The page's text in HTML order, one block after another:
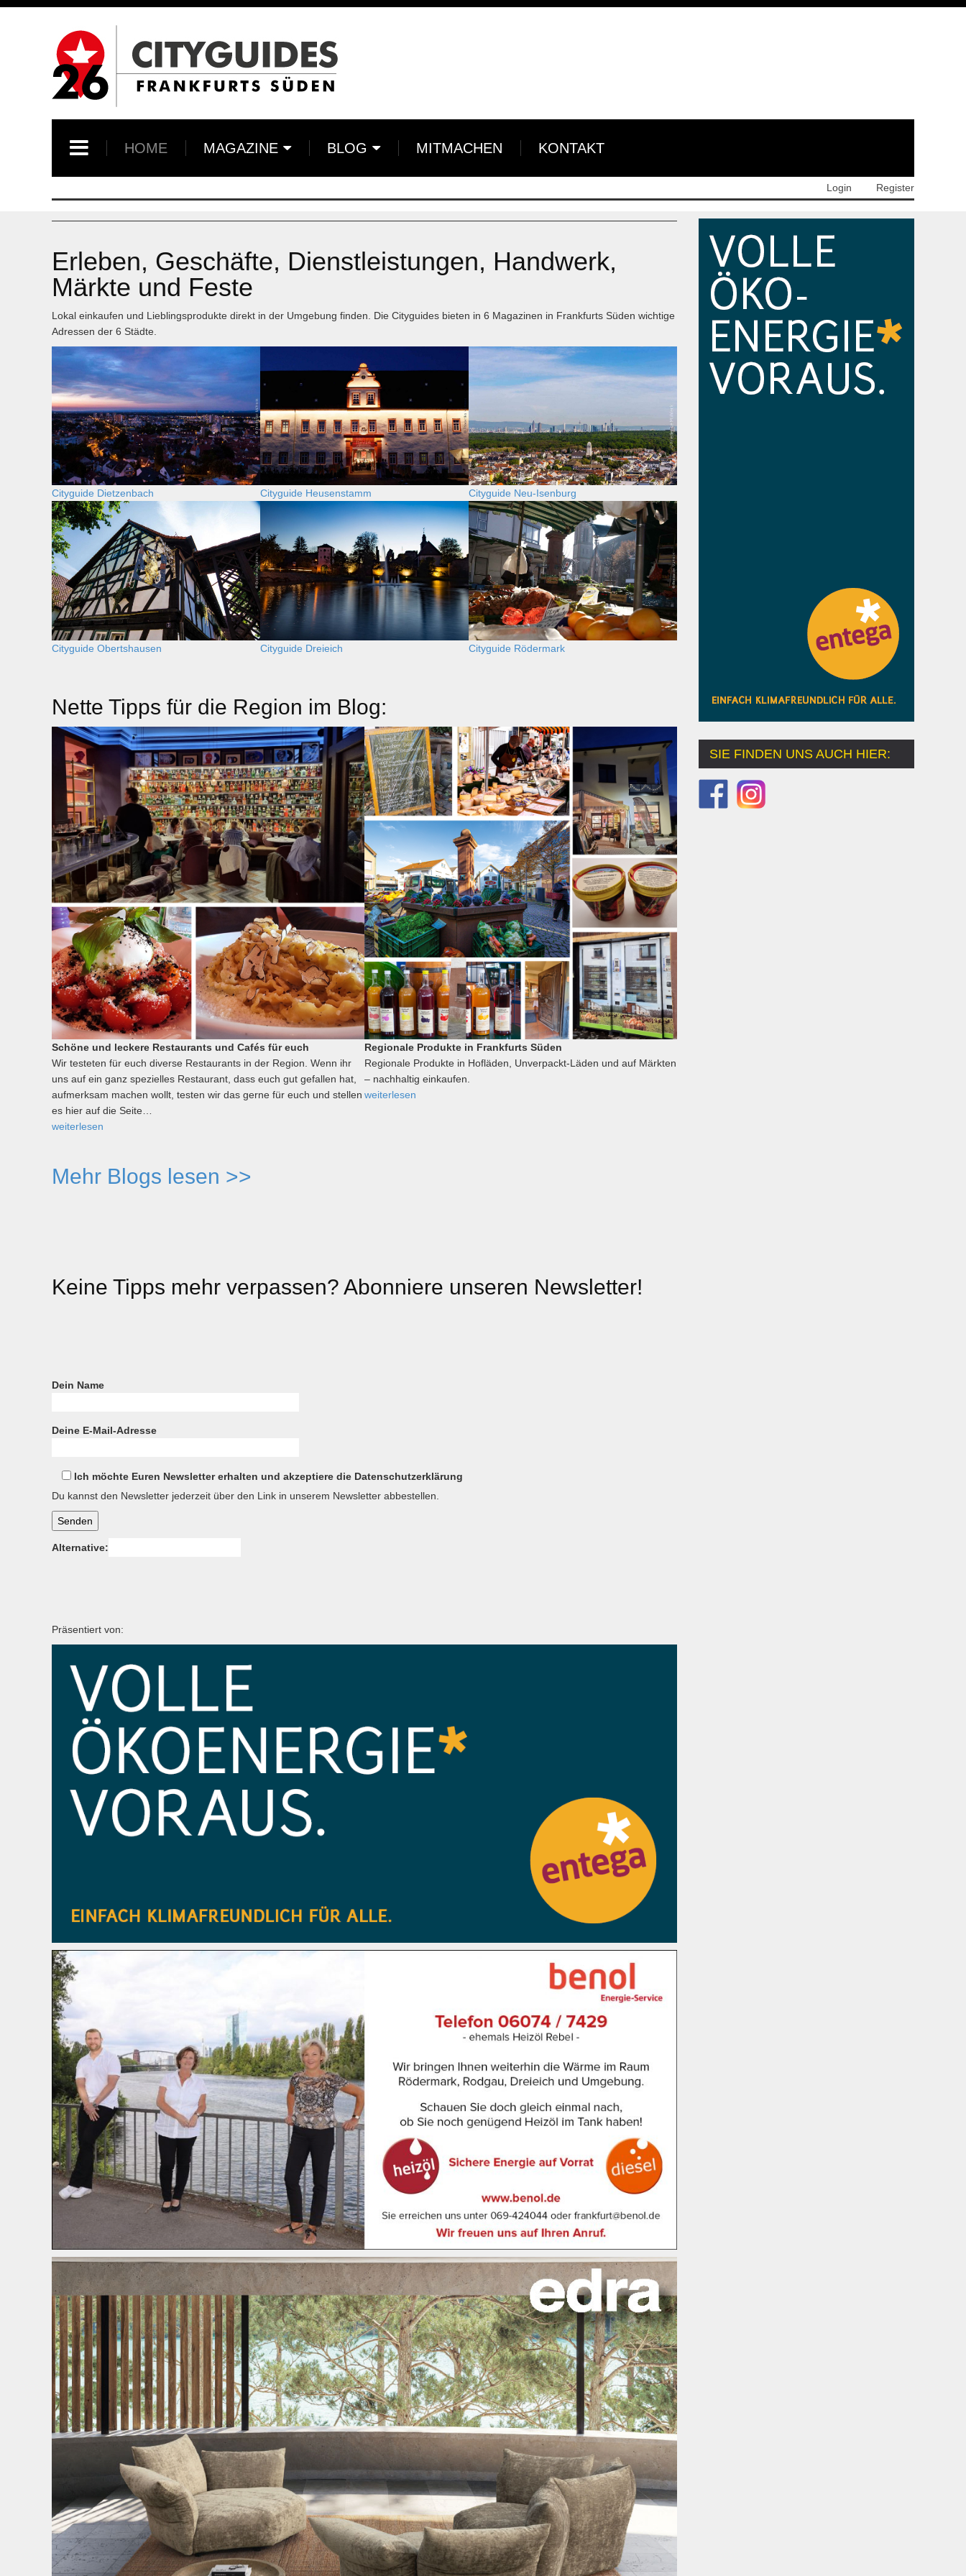
HOME MAGAZINE BLOG MITMACHEN KONTAKT
Login Register
Erleben, Geschäfte, Dienstleistungen, Handwerk,
Märkte und Feste
Lokal einkaufen und Lieblingsprodukte direkt in der Umgebung finden. Die Cityguides bieten in 6 Magazinen in Frankfurts Süden wichtige
Adressen der 6 Städte.
Cityguide Dietzenbach Cityguide Heusenstamm Cityguide Neu-Isenburg
Cityguide Obertshausen Cityguide Dreieich Cityguide Rödermark
Nette Tipps für die Region im Blog:
Schöne und leckere Restaurants und Cafés für euch
Wir testeten für euch diverse Restaurants in der Region. Wenn ihr
uns auf ein ganz spezielles Restaurant, dass euch gut gefallen hat,
aufmerksam machen wollt, testen wir das gerne für euch und stellen
es hier auf die Seite…
weiterlesen
Regionale Produkte in Frankfurts Süden
Regionale Produkte in Hofläden, Unverpackt-Läden und auf Märkten
– nachhaltig einkaufen.
weiterlesen
Mehr Blogs lesen >>
Keine Tipps mehr verpassen? Abonniere unseren Newsletter!
Dein Name
Deine E-Mail-Adresse
Ich möchte Euren Newsletter erhalten und akzeptiere die Datenschutzerklärung
Du kannst den Newsletter jederzeit über den Link in unserem Newsletter abbestellen.
Senden
Alternative:
Präsentiert von:
SIE FINDEN UNS AUCH HIER: